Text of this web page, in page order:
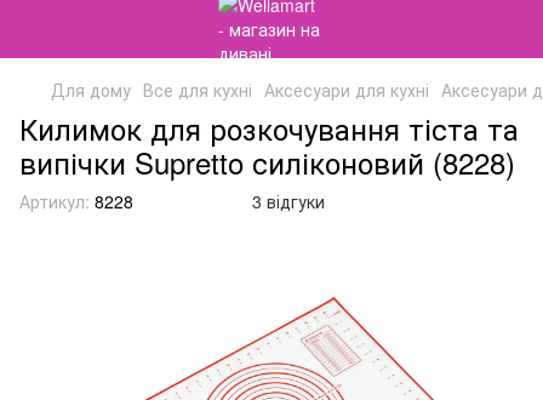
Для дому Все для кухні Аксесуари для кухні Аксесуари
Килимок для розкочування тіста та
випічки Supretto силіконовий (8228)
Артикул: 8228 3 відгуки